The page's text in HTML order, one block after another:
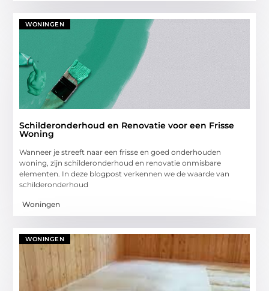
WONINGEN
Schilderonderhoud en Renovatie voor een Frisse
Woning
Wanneer je streeft naar een frisse en goed onderhouden
woning, zijn schilderonderhoud en renovatie onmisbare
elementen. In deze blogpost verkennen we de waarde van
schilderonderhoud
Woningen
WONINGEN